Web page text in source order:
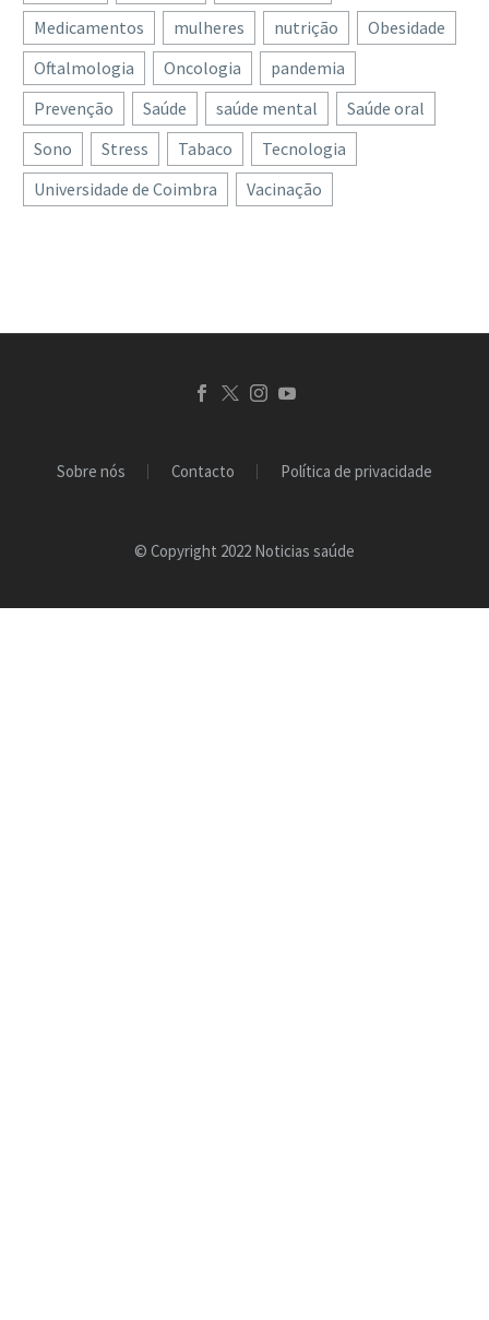
Medicamentos
mulheres nutrição
Obesidade
Oftalmologia
Oncologia
pandemia
Prevenção
Saúde saúde mental
Saúde oral
Sono
Stress Tabaco
Tecnologia
Universidade de Coimbra
Vacinação
Sobre nós Contacto Política de privacidade
© Copyright 2022 Noticias saúde